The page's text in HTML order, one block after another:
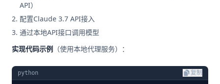
API）
配置Claude 3.7 API接入
通过本地API接口调用模型
实现代码示例 （使用本地代理服务）：
python 复制